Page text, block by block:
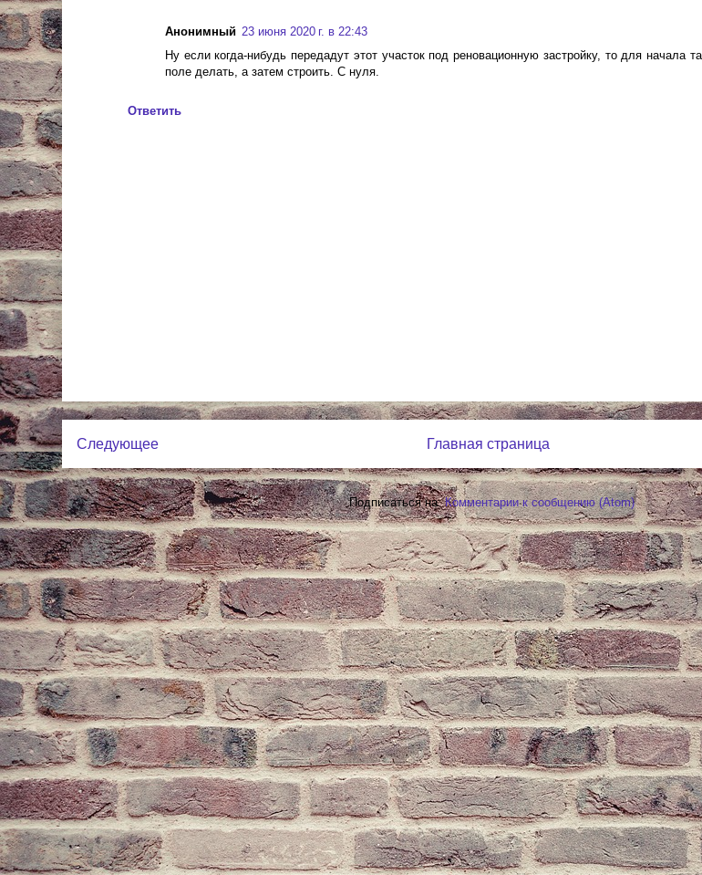
Анонимный 23 июня 2020 г. в 22:43
Ну если когда-нибудь передадут этот участок под реновационную застройку, то для начала
поле делать, а затем строить. С нуля.
Ответить
Следующее Главная страница
Подписаться на:Комментарии к сообщению (Atom)